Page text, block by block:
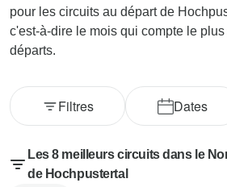
pour les circuits au départ de
c'est-à-dire le mois qui compte le
départs.
Dates
Filtres
Les 8 meilleurs circuits dans le
de Hochpustertal